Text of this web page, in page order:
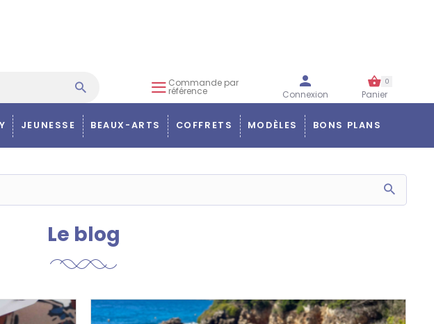
Commande par
référence Connexion Panier
0
JEUNESSE BEAUX-ARTS COFFRETS MODÈLES BONS PLANS
Le blog